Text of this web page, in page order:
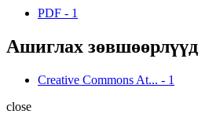
PDF - 1
Ашиглах зөвшөөрлүүд
Creative Commons At... - 1
close